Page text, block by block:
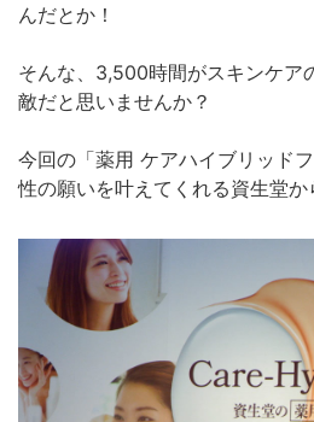
んだとか！
そんな、3,500時間がスキンケア
敵だと思いませんか？
今回の「薬用 ケアハイブリッド
性の願いを叶えてくれる資生堂か